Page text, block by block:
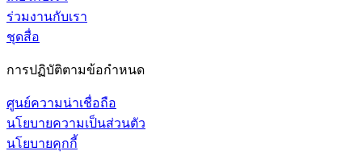
ร่วมงานกับเรา
ชุดสื่อ
การปฏิบัติตามข้อกำหนด
ศูนย์ความน่าเชื่อถือ
นโยบายความเป็นส่วนตัว
นโยบายคุกกี้